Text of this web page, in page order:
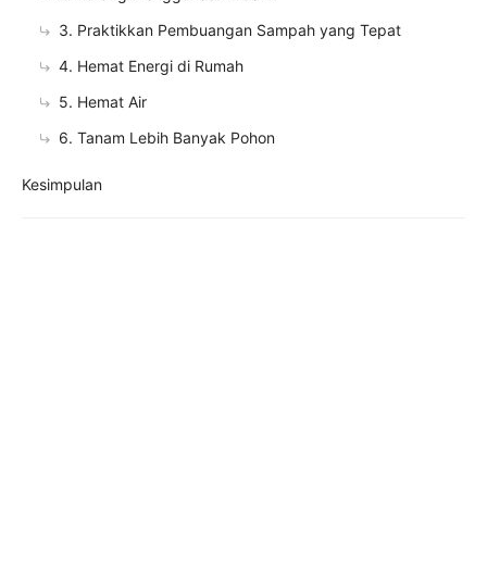
3. Praktikkan Pembuangan Sampah yang Tepat
4. Hemat Energi di Rumah
5. Hemat Air
6. Tanam Lebih Banyak Pohon
Kesimpulan